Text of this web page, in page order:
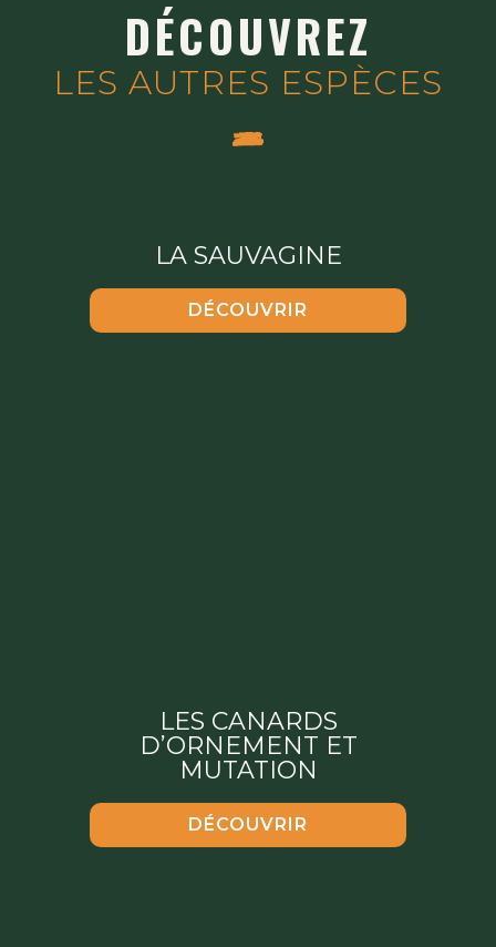
DÉCOUVREZ
LES AUTRES ESPÈCES
LA SAUVAGINE
DÉCOUVRIR
LES CANARDS
D’ORNEMENT ET
MUTATION
DÉCOUVRIR